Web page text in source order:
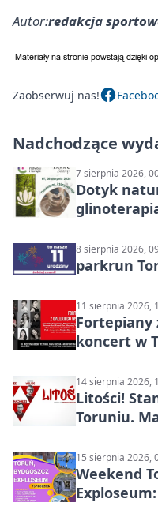
Autor:redakcja
Zaobserwuj nas!
Nadchodzące
7 sierpnia 2026,
Dotyk
8 sierpnia 2026,
parkrun
11 sierpnia 2026,
Fortepiany
koncert w
14 sierpnia 2026,
Litości!
Toruniu.
15 sierpnia 2026,
Weekend